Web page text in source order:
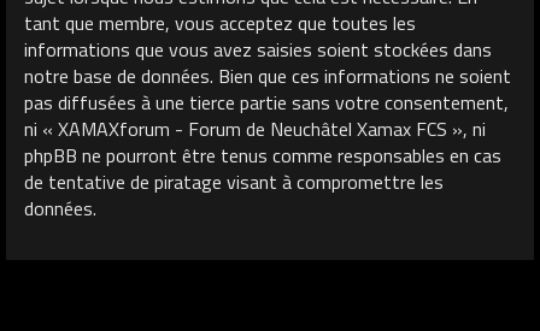
tant que membre, vous acceptez que toutes les
informations que vous avez saisies soient stockées dans
notre base de données. Bien que ces informations ne soient
pas diffusées à une tierce partie sans votre consentement,
ni « XAMAXforum - Forum de Neuchâtel Xamax FCS », ni
phpBB ne pourront être tenus comme responsables en cas
de tentative de piratage visant à compromettre les
données.